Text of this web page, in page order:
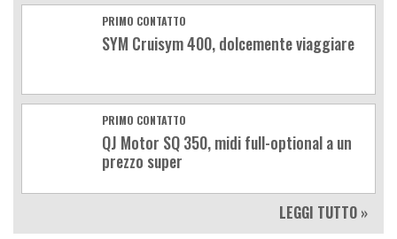
PRIMO CONTATTO
SYM Cruisym 400, dolcemente viaggiare
PRIMO CONTATTO
QJ Motor SQ 350, midi full-optional a un
prezzo super
LEGGI TUTTO »